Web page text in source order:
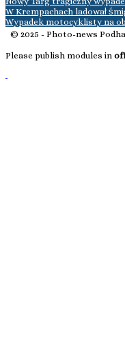
W Krempachach ladował
Wypadek motocyklisty na
© 2025 - Photo-news
Please publish modules in